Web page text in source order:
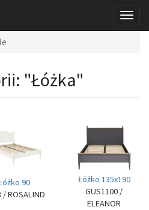
"Łóżka"
90
/ ROSALIND
Łóżko 135x190
GUS1100 /
ELEANOR